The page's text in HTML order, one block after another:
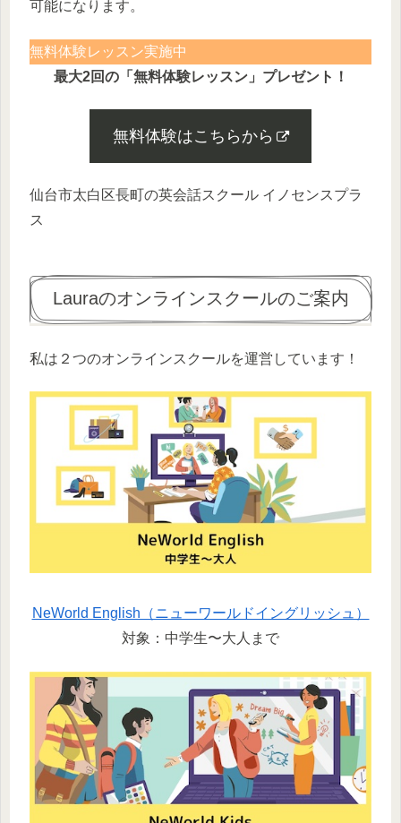
可能になります。
無料体験レッスン実施中
最大2回の「無料体験レッスン」プレゼント！
無料体験はこちらから
仙台市太白区長町の英会話スクール イノセンスプラ
ス
Lauraのオンラインスクールのご案内
私は２つのオンラインスクールを運営しています！
NeWorld English（ニューワールドイングリッシュ）
対象：中学生〜大人まで